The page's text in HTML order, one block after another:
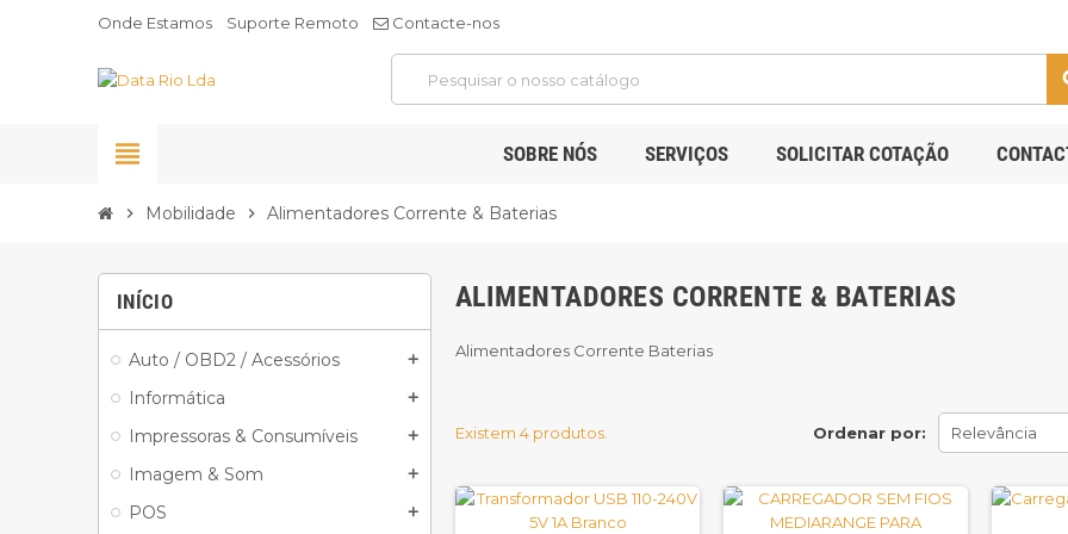
Onde Estamos Suporte Remoto Contacte-nos
view_headline SOBRE NÓS SERVIÇOS SOLICITAR COTAÇÃO
chevron_right Mobilidade chevron_right Alimentadores Corrente & Baterias
INÍCIO
Auto / OBD2 / Acessórios add
Informática add
Impressoras & Consumíveis add
Imagem & Som add
POS add
ALIMENTADORES CORRENTE & BATERIAS
Alimentadores Corrente Baterias
Ordenar por: Relevância
Existem 4 produtos.